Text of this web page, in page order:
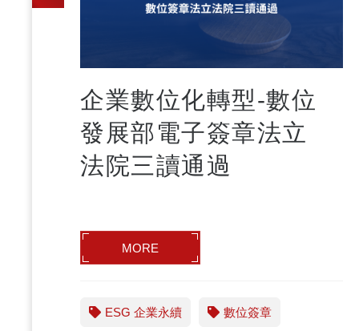
企業數位化轉型-數位
發展部電子簽章法立
法院三讀通過
MORE
ESG 企業永續 數位簽章